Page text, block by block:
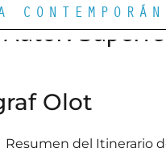
Autor:
Olot
Resumen del Itinerario